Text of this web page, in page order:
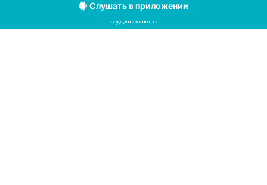
Слушатьв приложении
Лучшие
аудиокниги
на русском